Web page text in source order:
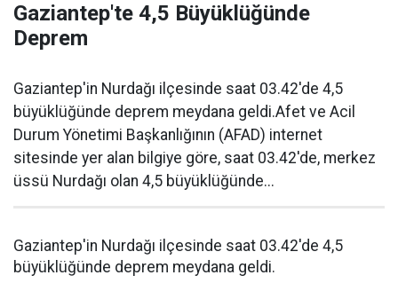
Gaziantep'te 4,5 Büyüklüğünde
Deprem
Gaziantep'in Nurdağı ilçesinde saat 03.42'de 4,5
büyüklüğünde deprem meydana geldi.Afet ve Acil
Durum Yönetimi Başkanlığının (AFAD) internet
sitesinde yer alan bilgiye göre, saat 03.42'de, merkez
üssü Nurdağı olan 4,5 büyüklüğünde...
Gaziantep'in Nurdağı ilçesinde saat 03.42'de 4,5
büyüklüğünde deprem meydana geldi.